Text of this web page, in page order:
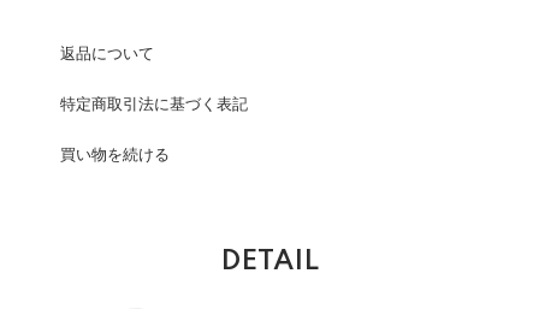
返品について
特定商取引法に基づく表記
買い物を続ける
DETAIL